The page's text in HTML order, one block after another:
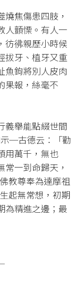
焦傷患四肢，
人顫慄。有人一
彷彿親歷小時候
拔牙、植牙又重
魚鉤將別人皮肉
果報，絲毫不
義舉能點綴世間
─古德云：「勸
用萬千，無也
一到命歸天，
教尊奉為達摩祖
起無常想，初期
為精進之邊；最